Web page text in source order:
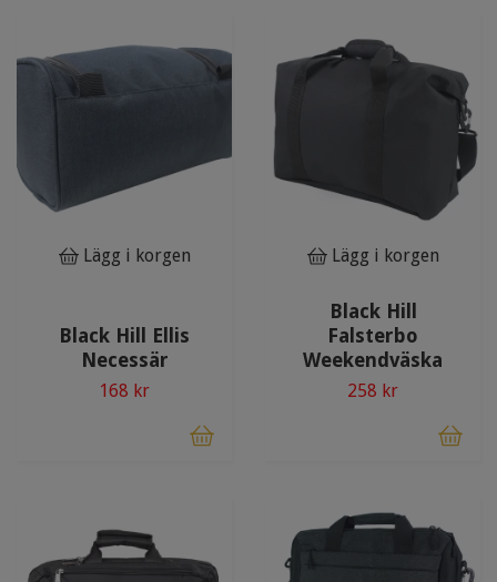
Lägg i korgen
Black Hill Ellis
Necessär
168 kr
Lägg i korgen
Black Hill
Falsterbo
Weekendväska
258 kr